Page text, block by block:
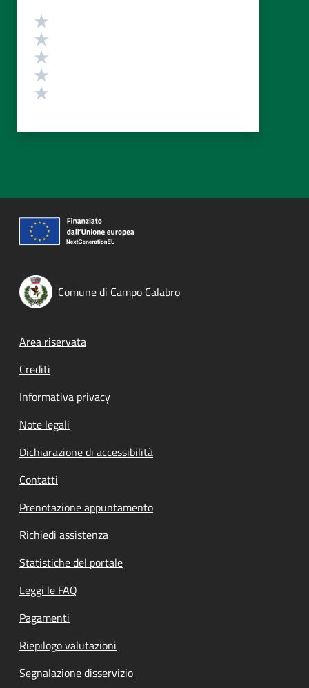
Valutazione
Comune di Campo Calabro
Footer menu
Area riservata
Crediti
Informativa privacy
Note legali
Dichiarazione di accessibilità
Contatti
Prenotazione appuntamento
Richiedi assistenza
Statistiche del portale
Leggi le FAQ
Pagamenti
Riepilogo valutazioni
Segnalazione disservizio